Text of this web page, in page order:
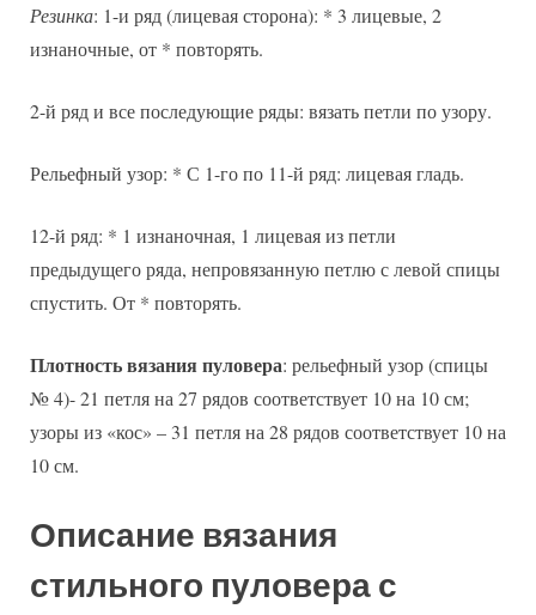
Резинка: 1-и ряд (лицевая сторона): * 3 лицевые, 2
изнаночные, от * повторять.
2-й ряд и все последующие ряды: вязать петли по узору.
Рельефный узор: * С 1-го по 11-й ряд: лицевая гладь.
12-й ряд: * 1 изнаночная, 1 лицевая из петли
предыдущего ряда, непровязанную петлю с левой спицы
спустить. От * повторять.
Плотность вязания пуловера: рельефный узор (спицы
№ 4)- 21 петля на 27 рядов соответствует 10 на 10 см;
узоры из «кос» – 31 петля на 28 рядов соответствует 10 на
10 см.
Описание вязания
стильного пуловера с